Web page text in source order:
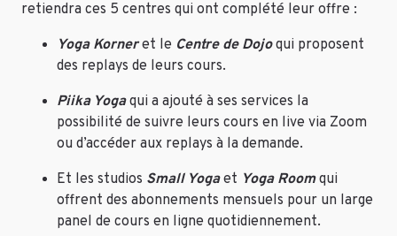
retiendra ces 5 centres qui ont complété leur offre :
Yoga Korneret le Centre de Dojoqui proposent
des replays de leurs cours.
Piika Yogaqui a ajouté à ses services la
possibilité de suivre leurs cours en live via Zoom
ou d’accéder aux replays à la demande.
Et les studios Small Yogaet Yoga Roomqui
offrent des abonnements mensuels pour un large
panel de cours en ligne quotidiennement.